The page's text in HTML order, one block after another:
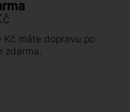
Kč máte dopravu po
zdarma.